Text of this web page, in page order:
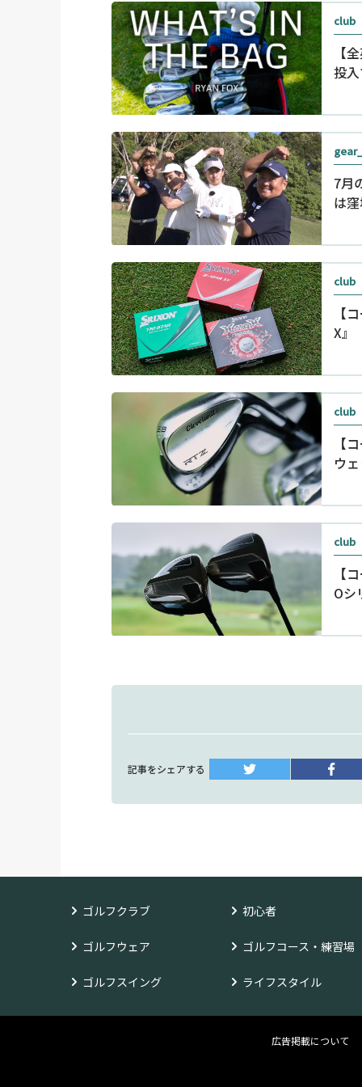
club
【
投
7月
は
club
【
X』
club
【
ウ
club
【
Oシ
記事をシェアする
ゴルフクラブ
ゴルフウェア
ゴルフスイング
初心者
ゴルフコース・練習場
ライフスタイル
広告掲載について